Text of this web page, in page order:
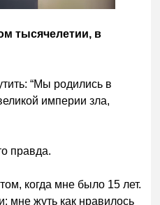
тысячелетии, в
“Мы родились в
империи зла,
правда.
когда мне было 15 лет.
мне жуть как нравилось